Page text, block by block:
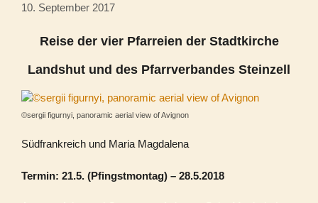
10. September 2017
Reise der vier Pfarreien der Stadtkirche
Landshut und des Pfarrverbandes Steinzell
©sergii figurnyi, panoramic aerial view of Avignon
Südfrankreich und Maria Magdalena
Termin: 21.5. (Pfingstmontag) – 28.5.2018